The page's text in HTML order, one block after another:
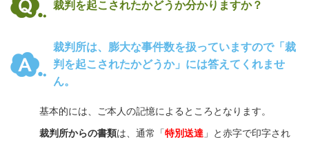
裁判を起こされたかどうか分かりますか？
裁判所は、膨大な事件数を扱っていますので「裁
判を起こされたかどうか」には答えてくれませ
ん。
基本的には、ご本人の記憶によるところとなります。
裁判所からの書類は、通常「特別送達 」と赤字で印字され